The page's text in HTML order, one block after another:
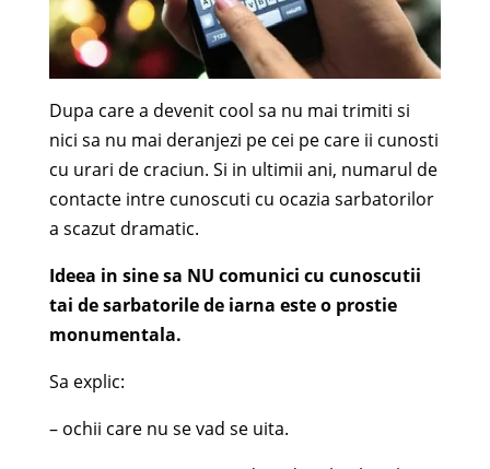
Dupa care a devenit cool sa nu mai trimiti si
nici sa nu mai deranjezi pe cei pe care ii cunosti
cu urari de craciun. Si in ultimii ani, numarul de
contacte intre cunoscuti cu ocazia sarbatorilor
a scazut dramatic.
Ideea in sine sa NU comunici cu cunoscutii
tai de sarbatorile de iarna este o prostie
monumentala.
Sa explic:
– ochii care nu se vad se uita.